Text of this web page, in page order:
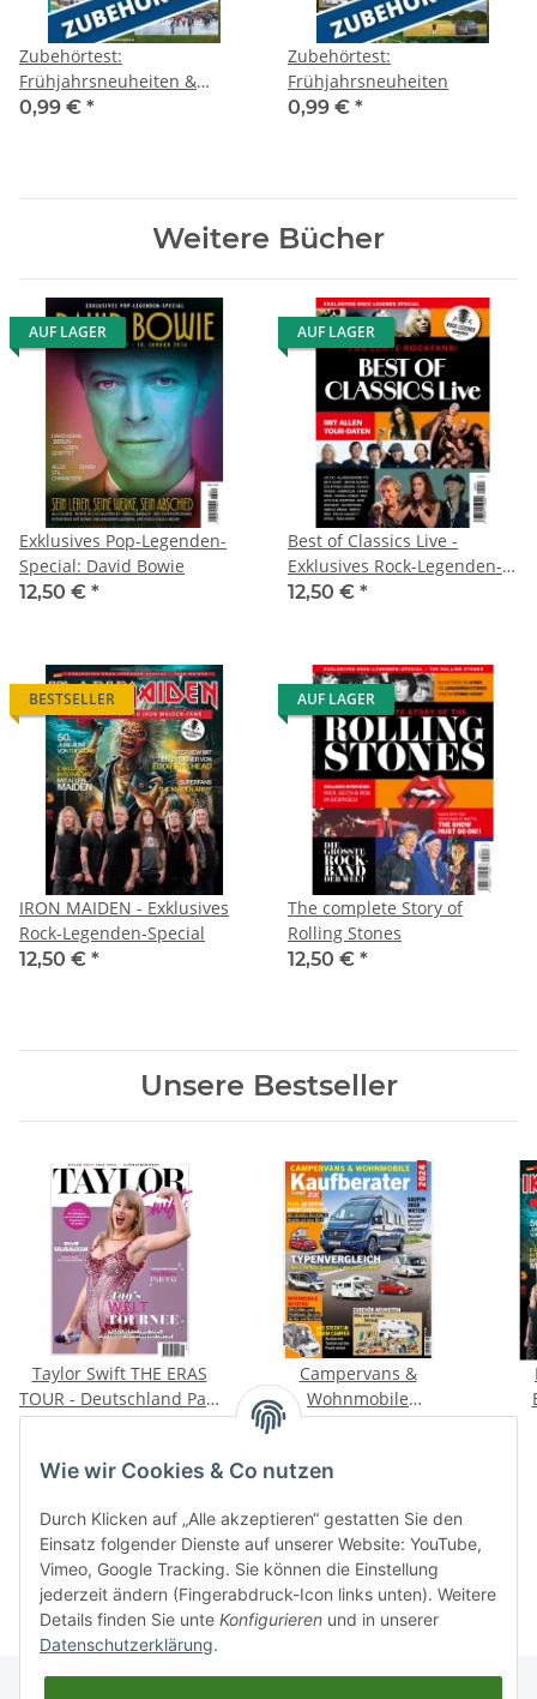
Zubehörtest:
Frühjahrsneuheiten &
Clever Frischwasser tanken
0,99 € *
Zubehörtest:
Frühjahrsneuheiten
0,99 € *
Weitere Bücher
AUF LAGER
Exklusives Pop-Legenden-
Special: David Bowie
12,50 € *
AUF LAGER
Best of Classics Live -
Exklusives Rock-Legenden-
Special
12,50 € *
BESTSELLER
IRON MAIDEN - Exklusives
Rock-Legenden-Special
12,50 € *
AUF LAGER
The complete Story of
Rolling Stones
12,50 € *
Unsere Bestseller
Taylor Swift THE ERAS
TOUR - Deutschland Par-
Tay
12,50 €*
Campervans &
Wohnmobile
Kaufberater 2024 E-
Ausgabe
9,90 €*
Kategorien
Wie wir Cookies & Co nutzen
Durch Klicken auf „Alle akzeptieren“ gestatten Sie den
Einsatz folgender Dienste auf unserer Website: YouTube,
Vimeo, Google Tracking. Sie können die Einstellung
jederzeit ändern (Fingerabdruck-Icon links unten). Weitere
Details finden Sie unte Konfigurieren und in unserer
Datenschutzerklärung.